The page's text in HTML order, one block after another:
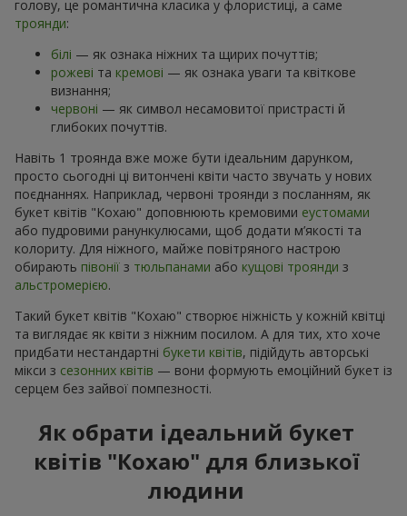
голову, це романтична класика у флористиці, а саме
троянди:
білі — як ознака ніжних та щирих почуттів;
рожеві та кремові — як ознака уваги та квіткове
визнання;
червоні — як символ несамовитої пристрасті й
глибоких почуттів.
Навіть 1 троянда вже може бути ідеальним дарунком,
просто сьогодні ці витончені квіти часто звучать у нових
поєднаннях. Наприклад, червоні троянди з посланням, як
букет квітів "Кохаю" доповнюють кремовими еустомами
або пудровими ранункулюсами, щоб додати м’якості та
колориту. Для ніжного, майже повітряного настрою
обирають півонії з тюльпанами або кущові троянди з
альстромерією.
Такий букет квітів "Кохаю" створює ніжність у кожній квітці
та виглядає як квіти з ніжним посилом. А для тих, хто хоче
придбати нестандартні букети квітів, підійдуть авторські
мікси з сезонних квітів — вони формують емоційний букет із
серцем без зайвої помпезності.
Як обрати ідеальний букет
квітів "Кохаю" для близької
людини